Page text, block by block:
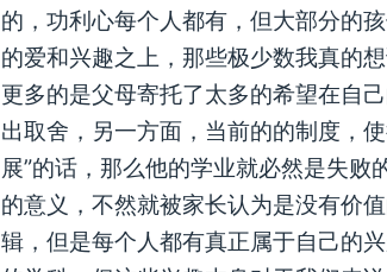
的，功利心每个人都有，但大部分的
的爱和兴趣之上，那些极少数我真的
更多的是父母寄托了太多的希望在自
出取舍，另一方面，当前的的制度，
展”的话，那么他的学业就必然是失败
的意义，不然就被家长认为是没有价
辑，但是每个人都有真正属于自己的